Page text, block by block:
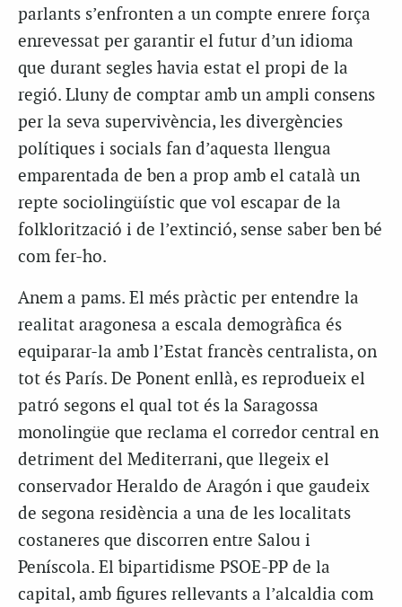
parlants s’enfronten a un compte enrere força
enrevessat per garantir el futur d’un idioma
que durant segles havia estat el propi de la
regió. Lluny de comptar amb un ampli consens
per la seva supervivència, les divergències
polítiques i socials fan d’aquesta llengua
emparentada de ben a prop amb el català un
repte sociolingüístic que vol escapar de la
folklorització i de l’extinció, sense saber ben bé
com fer-ho.
Anem a pams. El més pràctic per entendre la
realitat aragonesa a escala demogràfica és
equiparar-la amb l’Estat francès centralista, on
tot és París. De Ponent enllà, es reprodueix el
patró segons el qual tot és la Saragossa
monolingüe que reclama el corredor central en
detriment del Mediterrani, que llegeix el
conservador Heraldo de Aragón i que gaudeix
de segona residència a una de les localitats
costaneres que discorren entre Salou i
Peníscola. El bipartidisme PSOE-PP de la
capital, amb figures rellevants a l’alcaldia com